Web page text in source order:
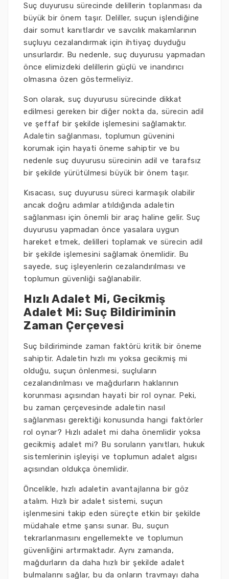
Suç duyurusu sürecinde delillerin toplanması da
büyük bir önem taşır. Deliller, suçun işlendiğine
dair somut kanıtlardır ve savcılık makamlarının
suçluyu cezalandırmak için ihtiyaç duyduğu
unsurlardır. Bu nedenle, suç duyurusu yapmadan
önce elimizdeki delillerin güçlü ve inandırıcı
olmasına özen göstermeliyiz.
Son olarak, suç duyurusu sürecinde dikkat
edilmesi gereken bir diğer nokta da, sürecin adil
ve şeffaf bir şekilde işlemesini sağlamaktır.
Adaletin sağlanması, toplumun güvenini
korumak için hayati öneme sahiptir ve bu
nedenle suç duyurusu sürecinin adil ve tarafsız
bir şekilde yürütülmesi büyük bir önem taşır.
Kısacası, suç duyurusu süreci karmaşık olabilir
ancak doğru adımlar atıldığında adaletin
sağlanması için önemli bir araç haline gelir. Suç
duyurusu yapmadan önce yasalara uygun
hareket etmek, delilleri toplamak ve sürecin adil
bir şekilde işlemesini sağlamak önemlidir. Bu
sayede, suç işleyenlerin cezalandırılması ve
toplumun güvenliği sağlanabilir.
Hızlı Adalet Mi, Gecikmiş
Adalet Mi: Suç Bildiriminin
Zaman Çerçevesi
Suç bildiriminde zaman faktörü kritik bir öneme
sahiptir. Adaletin hızlı mı yoksa gecikmiş mi
olduğu, suçun önlenmesi, suçluların
cezalandırılması ve mağdurların haklarının
korunması açısından hayati bir rol oynar. Peki,
bu zaman çerçevesinde adaletin nasıl
sağlanması gerektiği konusunda hangi faktörler
rol oynar? Hızlı adalet mi daha önemlidir yoksa
gecikmiş adalet mi? Bu soruların yanıtları, hukuk
sistemlerinin işleyişi ve toplumun adalet algısı
açısından oldukça önemlidir.
Öncelikle, hızlı adaletin avantajlarına bir göz
atalım. Hızlı bir adalet sistemi, suçun
işlenmesini takip eden süreçte etkin bir şekilde
müdahale etme şansı sunar. Bu, suçun
tekrarlanmasını engellemekte ve toplumun
güvenliğini artırmaktadır. Aynı zamanda,
mağdurların da daha hızlı bir şekilde adalet
bulmalarını sağlar, bu da onların travmayı daha